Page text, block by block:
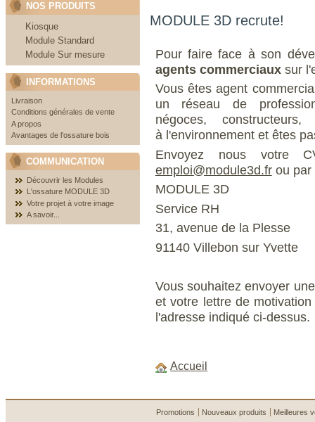
NOS PRODUITS
Kiosque
Module Standard
Module Sur mesure
INFORMATIONS
Livraison
Conditions générales de vente
A propos
Avantages de l'ossature bois
COMMUNICATION
Découvrir les Modules
L'ossature MODULE 3D
Votre projet à votre image
A savoir...
MODULE 3D recrute!
Pour faire face à son
agents commerciauxsur
Vous êtes agent
un réseau de
négoces,
à l'environnement et êtes
Envoyez nous votre
emploi@module3d.frou par
MODULE 3D
Service RH
31, avenue de la Plesse
91140 Villebon sur Yvette
Vous souhaitez envoyer
et votre lettre de
l'adresse indiqué ci-dessus.
Accueil
Promotions Nouveaux produits Meilleures